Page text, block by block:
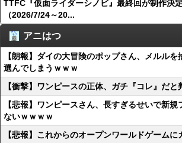
TTFC『仮面ライダーシノビ』最終回が制作決
（2026/7/24～20...
アニはつ
【朗報】ダイの大冒険のポップさん、メルル
選んでしまうｗｗｗ
【衝撃】ワンピースの正体、ガチ『コレ』だと
【悲報】ワンピースさん、長すぎるせいで新
ないｗｗｗｗ
【悲報】これからのオープンワールドゲームに